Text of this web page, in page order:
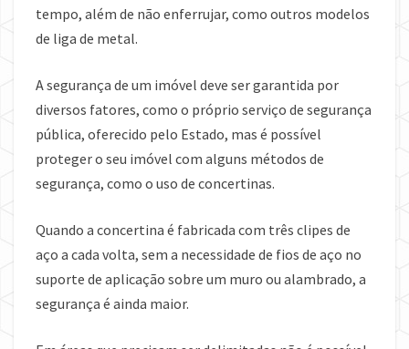
tempo, além de não enferrujar, como outros modelos
de liga de metal.
A segurança de um imóvel deve ser garantida por
diversos fatores, como o próprio serviço de segurança
pública, oferecido pelo Estado, mas é possível
proteger o seu imóvel com alguns métodos de
segurança, como o uso de concertinas.
Quando a concertina é fabricada com três clipes de
aço a cada volta, sem a necessidade de fios de aço no
suporte de aplicação sobre um muro ou alambrado, a
segurança é ainda maior.